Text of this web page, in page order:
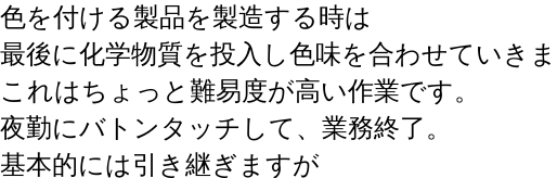
色を付ける製品を製造する時は
最後に化学物質を投入し色味を合わせていきま
これはちょっと難易度が高い作業です。
夜勤にバトンタッチして、業務終了。
基本的には引き継ぎますが